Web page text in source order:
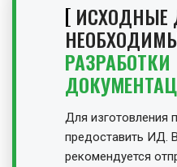
ИСХОДНЫЕ
РАЗРАБОТКИ
Для изготовления
предоставить ИД.
рекомендуется